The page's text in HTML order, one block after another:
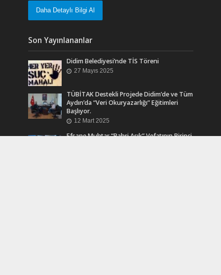
Daha Detaylı Bilgi Al
Son Yayınlananlar
Didim Belediyesi’nde TİS Töreni
27 Mayıs 2025
TÜBİTAK Destekli Projede Didim’de ve Tüm
Aydın’da “Veri Okuryazarlığı” Eğitimleri
Başlıyor.
12 Mart 2025
Efsane Muhtar “Bahri Aşık” Vefatının Birinci